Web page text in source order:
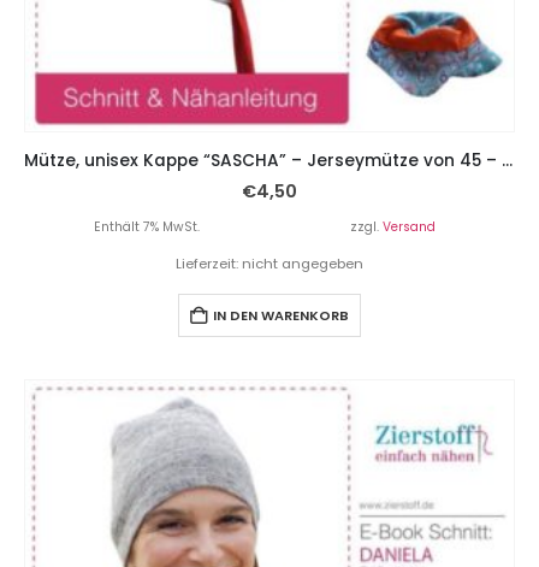
Mütze, unisex Kappe “SASCHA” – Jerseymütze von 45 – 57
€4,50
Enthält 7% MwSt. zzgl. Versand
Lieferzeit: nicht angegeben
IN DEN WARENKORB